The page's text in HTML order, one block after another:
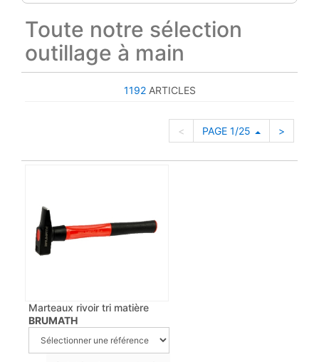
Toute notre sélection
outillage à main
1192ARTICLES
< PAGE 1/25 >
Marteaux rivoir tri matière
BRUMATH